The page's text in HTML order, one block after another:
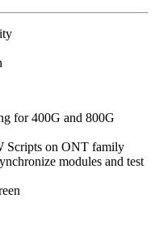
for 400G and 800G
Scripts on ONT family
modules and test